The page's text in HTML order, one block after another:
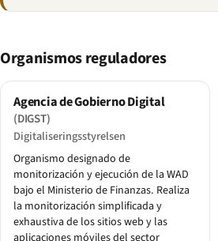
Organismos reguladores
Agencia de Gobierno Digital
(DIGST)
Digitaliseringsstyrelsen
Organismo designado de
monitorización y ejecución de la WAD
bajo el Ministerio de Finanzas. Realiza
la monitorización simplificada y
exhaustiva de los sitios web y las